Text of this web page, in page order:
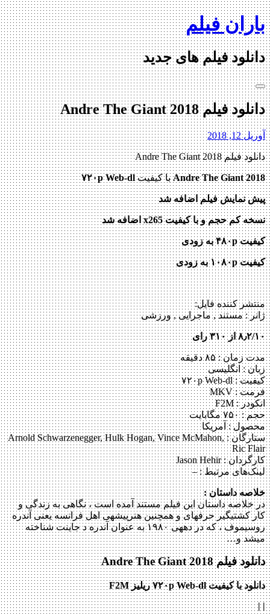
Skip
to
content
باران فیلم
دانلود فیلم های جدید
دانلود فیلم Andre The Giant 2018
آوریل 12, 2018
دانلود فیلم Andre The Giant 2018
Andre The Giant 2018 با کیفیت۷۲۰p Web-dl
پیش نمایش فیلم اضافه شد
نسخه کم حجم و با کیفیت x265 اضافه شد
کیفیت ۴۸۰p به زودی
کیفیت ۱۰۸۰p به زودی
منتشر کننده فایل:
ژانر : مستند , ماجرایی , ورزشی
۸٫۲/۱۰ از ۳۱۰ رای
مدت زمان : ۸۵ دقیقه
زبان : انگلیسی
کیفیت : ۷۲۰p Web-dl
فرمت : MKV
انکودر : F2M
حجم : ۷۵۰ مگابایت
محصول : آمریکا
ستارگان :Arnold Schwarzenegger, Hulk Hogan, Vince McMahon,
Ric Flair
کارگردان :Jason Hehir
لینک‌های مرتبط :–
خلاصه داستان :
در خلاصه داستان این فیلم مستند آمده است ، نگاهی به زندگی و
کار کشتی‎گیر حرفه‎ای و همچنین هنرپیشه‎ی اهل فرانسه یعنی آندره
روسیموف ، که در دهه‎ی ۱۹۸۰ به عنوان آندره د جاینت شناخته
می‎شد و…
دانلود فیلم Andre The Giant 2018
دانلود با کیفیت ۷۲۰p Web-dl ریلیز F2M
|
|